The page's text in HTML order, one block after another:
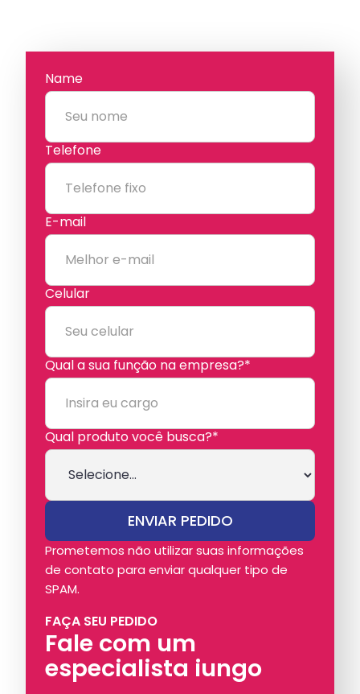
FAÇA SEU PEDIDO
Fale com um
especialista iungo
Name
Telefone
E-mail
Celular
Qual a sua função na empresa?*
Qual produto você busca?*
Prometemos não utilizar suas informações
de contato para enviar qualquer tipo de
SPAM.